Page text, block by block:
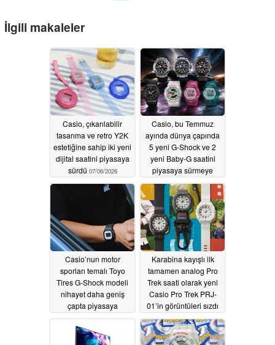
İlgili makaleler
Casio, çıkarılabilir
tasarıma ve retro Y2K
estetiğine sahip iki yeni
dijital saatini piyasaya
sürdü 07/06/2026
Casio, bu Temmuz
ayında dünya çapında
5 yeni G-Shock ve 2
yeni Baby-G saatini
piyasaya sürmeye
hazırlanıyor07/03/2026
Casio’nun motor
sporları temalı Toyo
Tires G-Shock modeli
nihayet daha geniş
çapta piyasaya
Karabina kayışlı ilk
tamamen analog Pro
Trek saati olarak yeni
Casio Pro Trek PRJ-
01’in görüntüleri sızdı
06/22/2026